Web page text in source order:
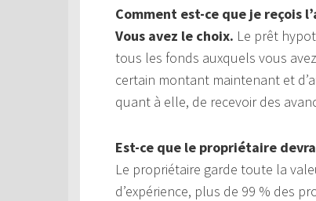
Comment est-ce que je reçois
Vous avez le choix. Le prêt
tous les fonds auxquels vous
certain montant maintenant et
quant à elle, de recevoir des
Est-ce que le propriétaire
Le propriétaire garde toute la
d’expérience, plus de 99 % des